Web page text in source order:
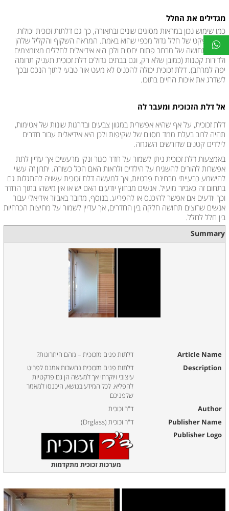
מגדילים את החלל
כמו שימוש נכון במראות מסוגים שונים ובתאורה, כך גם דלתות זכוכית יכולות
לתת אפקט של חלל גדול מכפי שהוא באמת. המראה השקוף והקליל שלהן
מקנה תחושה של מרחב פתוח יחסית ולכן היא אידיאלית לחללים מצומצמים
ולדירות קטנות (כמובן שלא רק, וגם בבתים גדולים דלת זכוכית תעניק תרומה
יפה למרחב). דלת זכוכית יכולה להכניס לא מעט אור טבעי לתוך הנכס ובכך
לשדרג את איכות החיים בתוכו.
אל דלת הזכוכית ומעבר לה
דלת זכוכית, על אף שהיא אפשרית במגוון צבעים ובדרגות שונות של אטימות,
תהיה לרוב בעלת ממד מסוים של שקיפות ולכן היא אידיאלית עבור חדרים
לילדים קטנים שדורשים השגחה.
באמצעות דלת זכוכית ניתן לשמור על חדר סגור ונקי מרעשים אך עדיין לתת
אפשרות להורים להשגיח על הילדים ולראות האם הכל כשורה. יתרון זה עשוי
להישמע כבעייתי מבחינת פרטיות, אך למעשה דלת זכוכית עשויה להתגלות גם
בתחום זה כאביזר מועיל. אנשים מבחוץ יודעים האם יש או אין מישהו בתוך החדר
וכך יודעים אם אפשר להיכנס או להפריע. בנוסף, מדובר באביזר אידיאלי עבור
אנשים שרוצים תחושה חלקה בין החדרים, אך עדיין לשמור על מחיצות הכרחיות
בין חלל לחלל.
Summary
Article Name דלתות פנים מזכוכית – מהם היתרונות?
Description
דלתות פנים מזכוכית נחשבות אמנם לפריט
עיצובי ויוקרתי אך למעשה הן גם פרקטיות
להפליא. לכל המידע בנושא, היכנסו למאמר
שלפניכם
Author ד"ר זכוכית
Publisher Name ד"ר זכוכית (Drglass)
Publisher Logo